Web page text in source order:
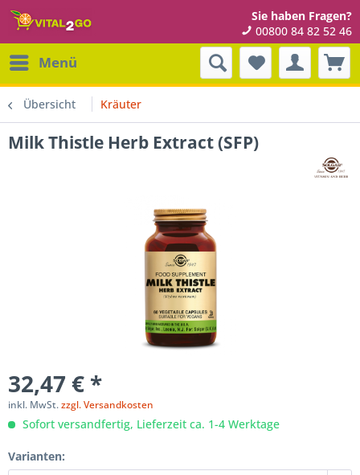
Sie haben Fragen?
00800 84 82 52 46
Menü
Übersicht Kräuter
Milk Thistle Herb Extract (SFP)
32,47 € *
inkl. MwSt.zzgl. Versandkosten
Sofort versandfertig, Lieferzeit ca. 1-4 Werktage
Varianten: